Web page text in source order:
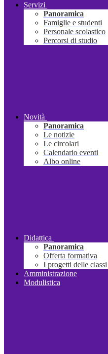
Servizi
Panoramica
Famiglie e studenti
Personale scolastico
Percorsi di studio
Novità
Panoramica
Le notizie
Le circolari
Calendario eventi
Albo online
Didattica
Panoramica
Offerta formativa
I progetti delle classi
Amministrazione
Modulistica